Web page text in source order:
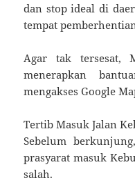
dan stop ideal di
tempat
Agar tak tersesat,
menerapkan
mengakses Google
Tertib Masuk Jalan
Sebelum
prasyarat masuk
salah.